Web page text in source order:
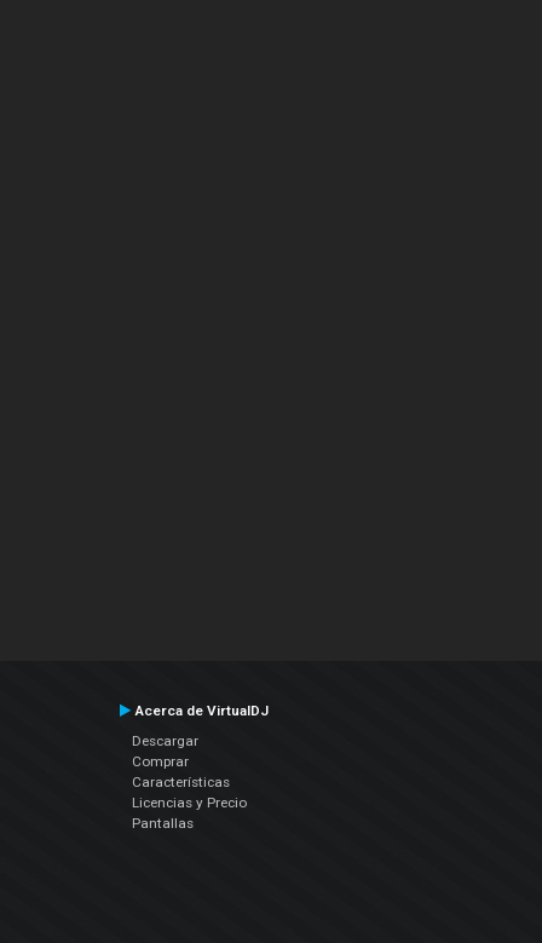
Acerca de VirtualDJ
Descargar
Comprar
Características
Licencias y Precio
Pantallas